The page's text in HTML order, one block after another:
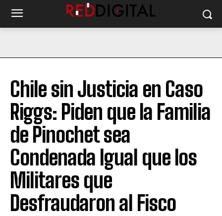
Chile sin Justicia en Caso
Riggs: Piden que la Familia
de Pinochet sea
Condenada Igual que los
Militares que
Desfraudaron al Fisco